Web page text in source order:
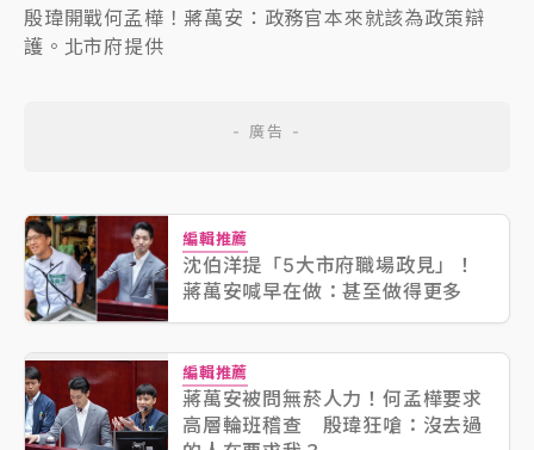
殷瑋開戰何孟樺！蔣萬安：政務官本來就該為政策辯
護。北市府提供
編輯推薦
沈伯洋提「5大市府職場政見」！
蔣萬安喊早在做：甚至做得更多
編輯推薦
蔣萬安被問無菸人力！何孟樺要求
高層輪班稽查 殷瑋狂嗆：沒去過